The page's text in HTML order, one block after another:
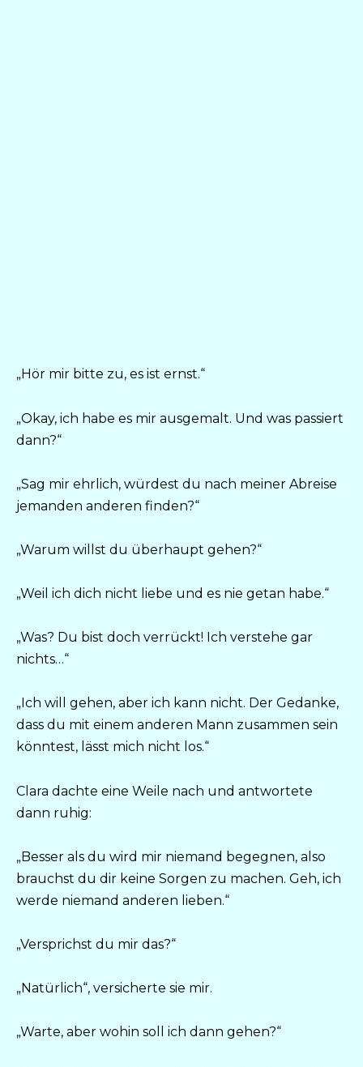
„Hör mir bitte zu, es ist ernst.“
„Okay, ich habe es mir ausgemalt. Und was passiert
dann?“
„Sag mir ehrlich, würdest du nach meiner Abreise
jemanden anderen finden?“
„Warum willst du überhaupt gehen?“
„Weil ich dich nicht liebe und es nie getan habe.“
„Was? Du bist doch verrückt! Ich verstehe gar
nichts…“
„Ich will gehen, aber ich kann nicht. Der Gedanke,
dass du mit einem anderen Mann zusammen sein
könntest, lässt mich nicht los.“
Clara dachte eine Weile nach und antwortete
dann ruhig:
„Besser als du wird mir niemand begegnen, also
brauchst du dir keine Sorgen zu machen. Geh, ich
werde niemand anderen lieben.“
„Versprichst du mir das?“
„Natürlich“, versicherte sie mir.
„Warte, aber wohin soll ich dann gehen?“